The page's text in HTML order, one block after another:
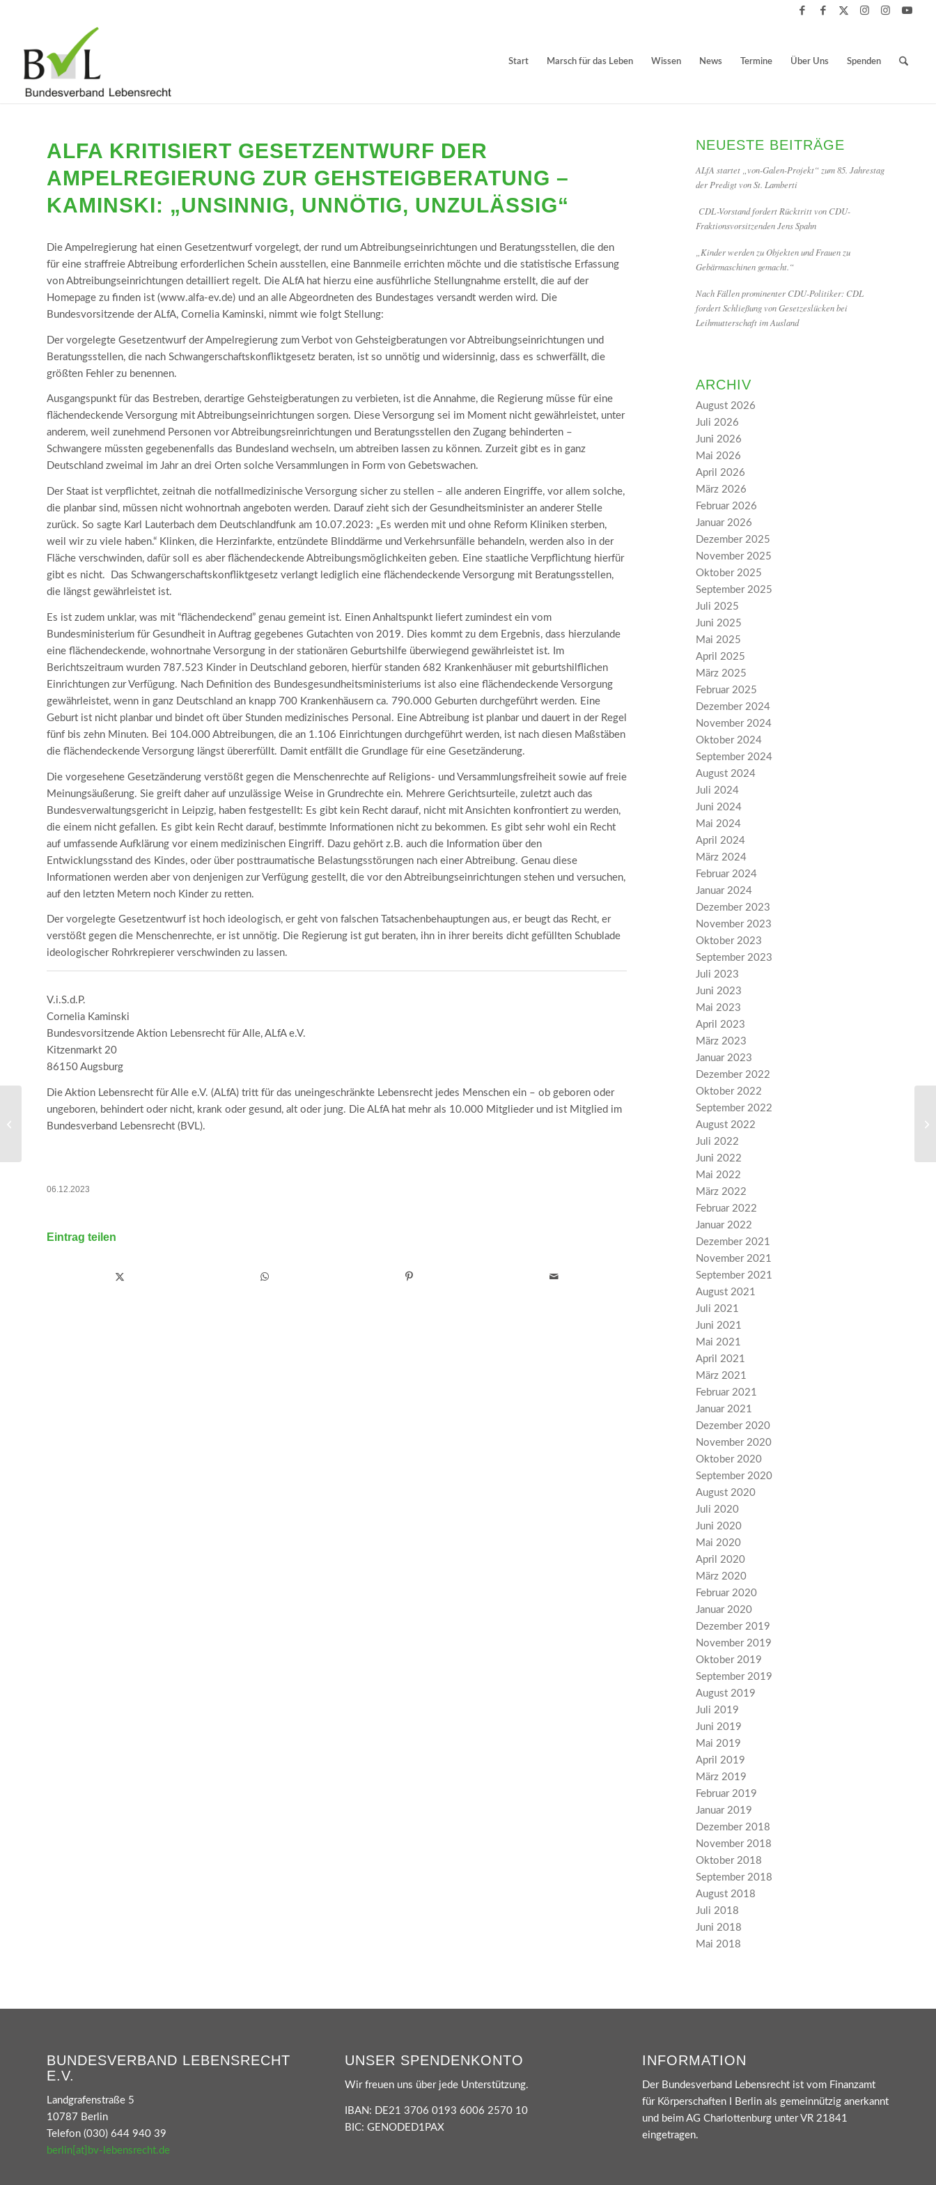
Start Marsch für das Leben Wissen News Termine Über Uns Spenden
ALFA KRITISIERT GESETZENTWURF DER
AMPELREGIERUNG ZUR GEHSTEIGBERATUNG –
KAMINSKI: „UNSINNIG, UNNÖTIG, UNZULÄSSIG“
Die Ampelregierung hat einen Gesetzentwurf vorgelegt, der rund um Abtreibungseinrichtungen und Beratungsstellen, die den
für eine straffreie Abtreibung erforderlichen Schein ausstellen, eine Bannmeile errichten möchte und die statistische Erfassung
von Abtreibungseinrichtungen detailliert regelt. Die ALfA hat hierzu eine ausführliche Stellungnahme erstellt, die auf der
Homepage zu finden ist (www.alfa-ev.de) und an alle Abgeordneten des Bundestages versandt werden wird. Die
Bundesvorsitzende der ALfA, Cornelia Kaminski, nimmt wie folgt Stellung:
Der vorgelegte Gesetzentwurf der Ampelregierung zum Verbot von Gehsteigberatungen vor Abtreibungseinrichtungen und
Beratungsstellen, die nach Schwangerschaftskonfliktgesetz beraten, ist so unnötig und widersinnig, dass es schwerfällt, die
größten Fehler zu benennen.
Ausgangspunkt für das Bestreben, derartige Gehsteigberatungen zu verbieten, ist die Annahme, die Regierung müsse für eine
flächendeckende Versorgung mit Abtreibungseinrichtungen sorgen. Diese Versorgung sei im Moment nicht gewährleistet, unter
anderem, weil zunehmend Personen vor Abtreibungsreinrichtungen und Beratungsstellen den Zugang behinderten –
Schwangere müssten gegebenenfalls das Bundesland wechseln, um abtreiben lassen zu können. Zurzeit gibt es in ganz
Deutschland zweimal im Jahr an drei Orten solche Versammlungen in Form von Gebetswachen.
Der Staat ist verpflichtet, zeitnah die notfallmedizinische Versorgung sicher zu stellen – alle anderen Eingriffe, vor allem solche,
die planbar sind, müssen nicht wohnortnah angeboten werden. Darauf zieht sich der Gesundheitsminister an anderer Stelle
zurück. So sagte Karl Lauterbach dem Deutschlandfunk am 10.07.2023: „Es werden mit und ohne Reform Kliniken sterben,
weil wir zu viele haben.“ Klinken, die Herzinfarkte, entzündete Blinddärme und Verkehrsunfälle behandeln, werden also in der
Fläche verschwinden, dafür soll es aber flächendeckende Abtreibungsmöglichkeiten geben. Eine staatliche Verpflichtung hierfür
gibt es nicht. Das Schwangerschaftskonfliktgesetz verlangt lediglich eine flächendeckende Versorgung mit Beratungsstellen,
die längst gewährleistet ist.
Es ist zudem unklar, was mit “flächendeckend” genau gemeint ist. Einen Anhaltspunkt liefert zumindest ein vom
Bundesministerium für Gesundheit in Auftrag gegebenes Gutachten von 2019. Dies kommt zu dem Ergebnis, dass hierzulande
eine flächendeckende, wohnortnahe Versorgung in der stationären Geburtshilfe überwiegend gewährleistet ist. Im
Berichtszeitraum wurden 787.523 Kinder in Deutschland geboren, hierfür standen 682 Krankenhäuser mit geburtshilflichen
Einrichtungen zur Verfügung. Nach Definition des Bundesgesundheitsministeriums ist also eine flächendeckende Versorgung
gewährleistet, wenn in ganz Deutschland an knapp 700 Krankenhäusern ca. 790.000 Geburten durchgeführt werden. Eine
Geburt ist nicht planbar und bindet oft über Stunden medizinisches Personal. Eine Abtreibung ist planbar und dauert in der Regel
fünf bis zehn Minuten. Bei 104.000 Abtreibungen, die an 1.106 Einrichtungen durchgeführt werden, ist nach diesen Maßstäben
die flächendeckende Versorgung längst übererfüllt. Damit entfällt die Grundlage für eine Gesetzänderung.
Die vorgesehene Gesetzänderung verstößt gegen die Menschenrechte auf Religions- und Versammlungsfreiheit sowie auf freie
Meinungsäußerung. Sie greift daher auf unzulässige Weise in Grundrechte ein. Mehrere Gerichtsurteile, zuletzt auch das
Bundesverwaltungsgericht in Leipzig, haben festgestellt: Es gibt kein Recht darauf, nicht mit Ansichten konfrontiert zu werden,
die einem nicht gefallen. Es gibt kein Recht darauf, bestimmte Informationen nicht zu bekommen. Es gibt sehr wohl ein Recht
auf umfassende Aufklärung vor einem medizinischen Eingriff. Dazu gehört z.B. auch die Information über den
Entwicklungsstand des Kindes, oder über posttraumatische Belastungsstörungen nach einer Abtreibung. Genau diese
Informationen werden aber von denjenigen zur Verfügung gestellt, die vor den Abtreibungseinrichtungen stehen und versuchen,
auf den letzten Metern noch Kinder zu retten.
Der vorgelegte Gesetzentwurf ist hoch ideologisch, er geht von falschen Tatsachenbehauptungen aus, er beugt das Recht, er
verstößt gegen die Menschenrechte, er ist unnötig. Die Regierung ist gut beraten, ihn in ihrer bereits dicht gefüllten Schublade
ideologischer Rohrkrepierer verschwinden zu lassen.
V.i.S.d.P.
Cornelia Kaminski
Bundesvorsitzende Aktion Lebensrecht für Alle, ALfA e.V.
Kitzenmarkt 20
86150 Augsburg
Die Aktion Lebensrecht für Alle e.V. (ALfA) tritt für das uneingeschränkte Lebensrecht jedes Menschen ein – ob geboren oder
ungeboren, behindert oder nicht, krank oder gesund, alt oder jung. Die ALfA hat mehr als 10.000 Mitglieder und ist Mitglied im
Bundesverband Lebensrecht (BVL).
06.12.2023
Eintrag teilen
NEUESTE BEITRÄGE
ALfA startet „von-Galen-Projekt“ zum 85. Jahrestag
der Predigt von St. Lamberti
CDL-Vorstand fordert Rücktritt von CDU-
Fraktionsvorsitzenden Jens Spahn
„Kinder werden zu Objekten und Frauen zu
Gebärmaschinen gemacht.“
Nach Fällen prominenter CDU-Politiker: CDL
fordert Schließung von Gesetzeslücken bei
Leihmutterschaft im Ausland
ARCHIV
August 2026
Juli 2026
Juni 2026
Mai 2026
April 2026
März 2026
Februar 2026
Januar 2026
Dezember 2025
November 2025
Oktober 2025
September 2025
Juli 2025
Juni 2025
Mai 2025
April 2025
März 2025
Februar 2025
Dezember 2024
November 2024
Oktober 2024
September 2024
August 2024
Juli 2024
Juni 2024
Mai 2024
April 2024
März 2024
Februar 2024
Januar 2024
Dezember 2023
November 2023
Oktober 2023
September 2023
Juli 2023
Juni 2023
Mai 2023
April 2023
März 2023
Januar 2023
Dezember 2022
Oktober 2022
September 2022
August 2022
Juli 2022
Juni 2022
Mai 2022
März 2022
Februar 2022
Januar 2022
Dezember 2021
November 2021
September 2021
August 2021
Juli 2021
Juni 2021
Mai 2021
April 2021
März 2021
Februar 2021
Januar 2021
Dezember 2020
November 2020
Oktober 2020
September 2020
August 2020
Juli 2020
Juni 2020
Mai 2020
April 2020
März 2020
Februar 2020
Januar 2020
Dezember 2019
November 2019
Oktober 2019
September 2019
August 2019
Juli 2019
Juni 2019
Mai 2019
April 2019
März 2019
Februar 2019
Januar 2019
Dezember 2018
November 2018
Oktober 2018
September 2018
August 2018
Juli 2018
Juni 2018
Mai 2018
BUNDESVERBAND LEBENSRECHT
E.V.
Landgrafenstraße 5
10787 Berlin
Telefon (030) 644 940 39
berlin[at]bv-lebensrecht.de
UNSER SPENDENKONTO
Wir freuen uns über jede Unterstützung.
IBAN: DE21 3706 0193 6006 2570 10
BIC: GENODED1PAX
INFORMATION
Der Bundesverband Lebensrecht ist vom Finanzamt
für Körperschaften I Berlin als gemeinnützig anerkannt
und beim AG Charlottenburg unter VR 21841
eingetragen.
CDL: Regierung plant Verbot der
Gehsteigberatung – Frauen im